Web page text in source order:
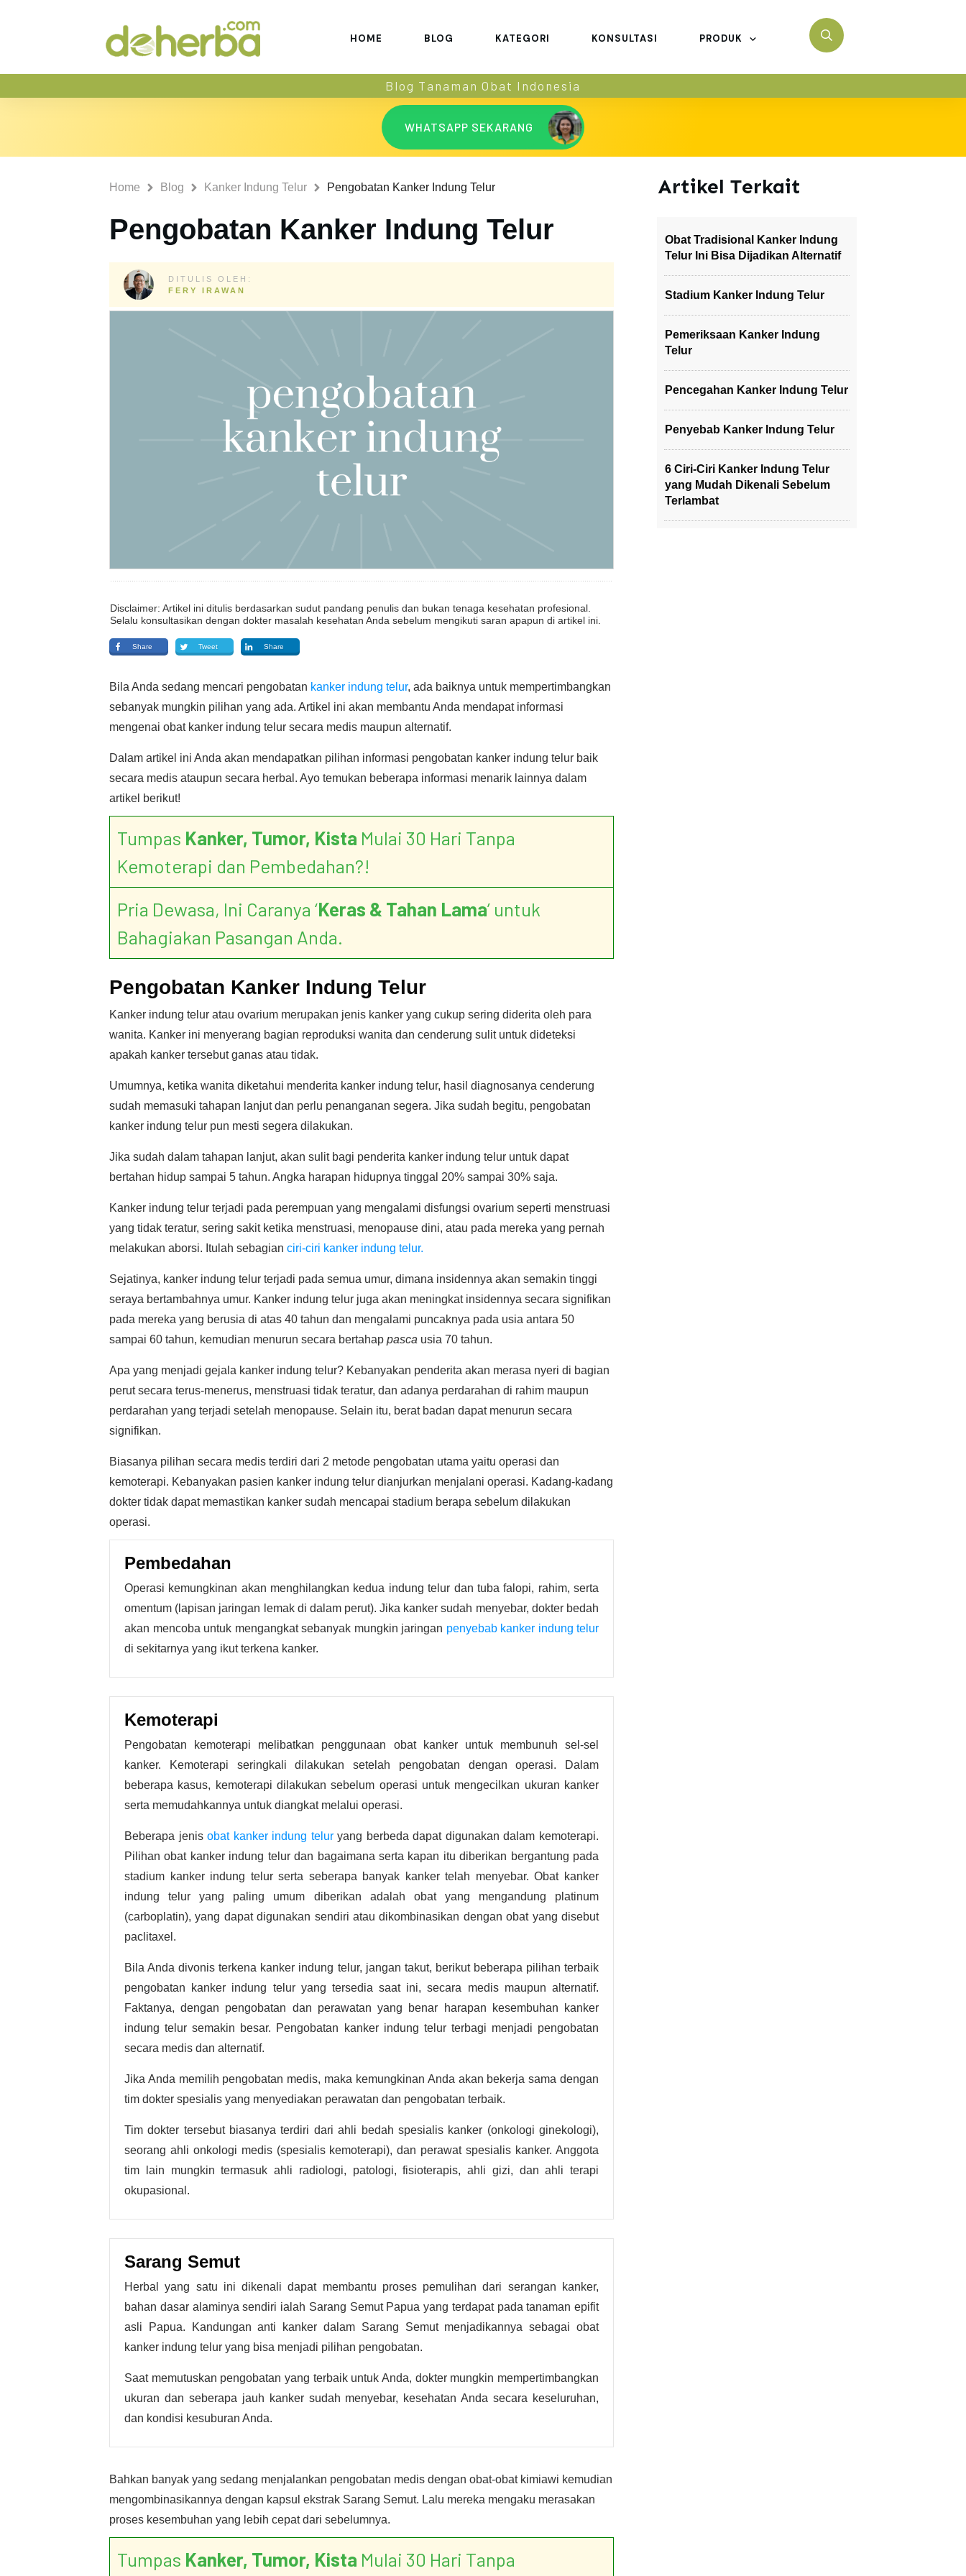
HOME BLOG KATEGORI KONSULTASI PRODUK
Blog Tanaman Obat Indonesia
WHATSAPP SEKARANG
Home Blog Kanker Indung Telur Pengobatan Kanker Indung Telur
Pengobatan Kanker Indung Telur
DITULIS OLEH:
FERY IRAWAN
Disclaimer: Artikel ini ditulis berdasarkan sudut pandang penulis dan bukan tenaga kesehatan profesional.
Selalu konsultasikan dengan dokter masalah kesehatan Anda sebelum mengikuti saran apapun di artikel ini.
Share Tweet Share
Bila Anda sedang mencari pengobatan kanker indung telur, ada baiknya untuk mempertimbangkan
sebanyak mungkin pilihan yang ada. Artikel ini akan membantu Anda mendapat informasi
mengenai obat kanker indung telur secara medis maupun alternatif.
Dalam artikel ini Anda akan mendapatkan pilihan informasi pengobatan kanker indung telur baik
secara medis ataupun secara herbal. Ayo temukan beberapa informasi menarik lainnya dalam
artikel berikut!
Tumpas Kanker, Tumor, Kista Mulai 30 Hari Tanpa
Kemoterapi dan Pembedahan?!
Pria Dewasa, Ini Caranya ‘Keras & Tahan Lama’ untuk
Bahagiakan Pasangan Anda.
Pengobatan Kanker Indung Telur
Kanker indung telur atau ovarium merupakan jenis kanker yang cukup sering diderita oleh para
wanita. Kanker ini menyerang bagian reproduksi wanita dan cenderung sulit untuk dideteksi
apakah kanker tersebut ganas atau tidak.
Umumnya, ketika wanita diketahui menderita kanker indung telur, hasil diagnosanya cenderung
sudah memasuki tahapan lanjut dan perlu penanganan segera. Jika sudah begitu, pengobatan
kanker indung telur pun mesti segera dilakukan.
Jika sudah dalam tahapan lanjut, akan sulit bagi penderita kanker indung telur untuk dapat
bertahan hidup sampai 5 tahun. Angka harapan hidupnya tinggal 20% sampai 30% saja.
Kanker indung telur terjadi pada perempuan yang mengalami disfungsi ovarium seperti menstruasi
yang tidak teratur, sering sakit ketika menstruasi, menopause dini, atau pada mereka yang pernah
melakukan aborsi. Itulah sebagian ciri-ciri kanker indung telur.
Sejatinya, kanker indung telur terjadi pada semua umur, dimana insidennya akan semakin tinggi
seraya bertambahnya umur. Kanker indung telur juga akan meningkat insidennya secara signifikan
pada mereka yang berusia di atas 40 tahun dan mengalami puncaknya pada usia antara 50
sampai 60 tahun, kemudian menurun secara bertahap pasca usia 70 tahun.
Apa yang menjadi gejala kanker indung telur? Kebanyakan penderita akan merasa nyeri di bagian
perut secara terus-menerus, menstruasi tidak teratur, dan adanya perdarahan di rahim maupun
perdarahan yang terjadi setelah menopause. Selain itu, berat badan dapat menurun secara
signifikan.
Biasanya pilihan secara medis terdiri dari 2 metode pengobatan utama yaitu operasi dan
kemoterapi. Kebanyakan pasien kanker indung telur dianjurkan menjalani operasi. Kadang-kadang
dokter tidak dapat memastikan kanker sudah mencapai stadium berapa sebelum dilakukan
operasi.
Pembedahan
Operasi kemungkinan akan menghilangkan kedua indung telur dan tuba falopi, rahim, serta
omentum (lapisan jaringan lemak di dalam perut). Jika kanker sudah menyebar, dokter bedah
akan mencoba untuk mengangkat sebanyak mungkin jaringan penyebab kanker indung telur
di sekitarnya yang ikut terkena kanker.
Kemoterapi
Pengobatan kemoterapi melibatkan penggunaan obat kanker untuk membunuh sel-sel
kanker. Kemoterapi seringkali dilakukan setelah pengobatan dengan operasi. Dalam
beberapa kasus, kemoterapi dilakukan sebelum operasi untuk mengecilkan ukuran kanker
serta memudahkannya untuk diangkat melalui operasi.
Beberapa jenisobat kanker indung teluryang berbeda dapat digunakan dalam kemoterapi.
Pilihan obat kanker indung telur dan bagaimana serta kapan itu diberikan bergantung pada
stadium kanker indung telur serta seberapa banyak kanker telah menyebar. Obat kanker
indung telur yang paling umum diberikan adalah obat yang mengandung platinum
(carboplatin), yang dapat digunakan sendiri atau dikombinasikan dengan obat yang disebut
paclitaxel.
Bila Anda divonis terkena kanker indung telur, jangan takut, berikut beberapa pilihan terbaik
pengobatan kanker indung telur yang tersedia saat ini, secara medis maupun alternatif.
Faktanya, dengan pengobatan dan perawatan yang benar harapan kesembuhan kanker
indung telur semakin besar. Pengobatan kanker indung telur terbagi menjadi pengobatan
secara medis dan alternatif.
Jika Anda memilih pengobatan medis, maka kemungkinan Anda akan bekerja sama dengan
tim dokter spesialis yang menyediakan perawatan dan pengobatan terbaik.
Tim dokter tersebut biasanya terdiri dari ahli bedah spesialis kanker (onkologi ginekologi),
seorang ahli onkologi medis (spesialis kemoterapi), dan perawat spesialis kanker. Anggota
tim lain mungkin termasuk ahli radiologi, patologi, fisioterapis, ahli gizi, dan ahli terapi
okupasional.
Sarang Semut
Herbal yang satu ini dikenali dapat membantu proses pemulihan dari serangan kanker,
bahan dasar alaminya sendiri ialah Sarang Semut Papua yang terdapat pada tanaman epifit
asli Papua. Kandungan anti kanker dalam Sarang Semut menjadikannya sebagai obat
kanker indung telur yang bisa menjadi pilihan pengobatan.
Saat memutuskan pengobatan yang terbaik untuk Anda, dokter mungkin mempertimbangkan
ukuran dan seberapa jauh kanker sudah menyebar, kesehatan Anda secara keseluruhan,
dan kondisi kesuburan Anda.
Bahkan banyak yang sedang menjalankan pengobatan medis dengan obat-obat kimiawi kemudian
mengombinasikannya dengan kapsul ekstrak Sarang Semut. Lalu mereka mengaku merasakan
proses kesembuhan yang lebih cepat dari sebelumnya.
Tumpas Kanker, Tumor, Kista Mulai 30 Hari Tanpa
Artikel Terkait
Obat Tradisional Kanker Indung
Telur Ini Bisa Dijadikan Alternatif
Stadium Kanker Indung Telur
Pemeriksaan Kanker Indung
Telur
Pencegahan Kanker Indung Telur
Penyebab Kanker Indung Telur
6 Ciri-Ciri Kanker Indung Telur
yang Mudah Dikenali Sebelum
Terlambat